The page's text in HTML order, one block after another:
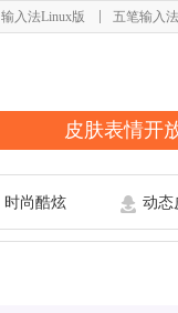
输入法Linux版 五笔输入法
皮肤表情开
时尚酷炫 动态